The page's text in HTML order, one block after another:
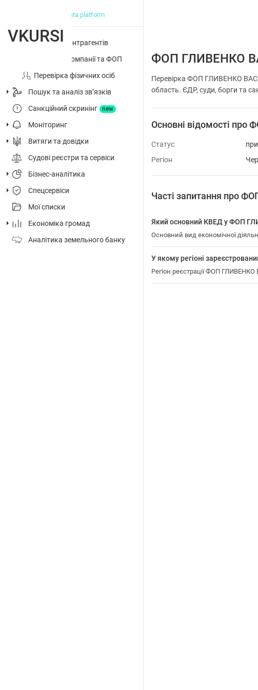
big data platform
Перевірка контрагентів
Досьє на компанії та ФОП
Перевірка фізичних осіб
Пошук та аналіз звʼязків
Санкційний скринінг
new
Моніторинг
Витяги та довідки
Судові реєстри та сервіси
Бізнес-аналітика
Спецсервіси
Мої списки
Економіка громад
Аналітика земельного банку
ФОП ГЛИВЕНКО
Перевірка ФОП ГЛИВЕНКО
область. ЄДР, суди, борги та
Основні відомості про
Статус
Регіон
Часті запитання про
Який основний КВЕД у ФОП
Основний вид економічної
У якому регіоні
Регіон реєстрації ФОП
VKURSI